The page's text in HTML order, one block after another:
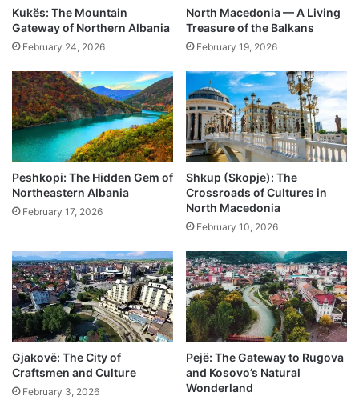
Kukës: The Mountain
Gateway of Northern Albania
February 24, 2026
North Macedonia — A Living
Treasure of the Balkans
February 19, 2026
Peshkopi: The Hidden Gem of
Northeastern Albania
February 17, 2026
Shkup (Skopje): The
Crossroads of Cultures in
North Macedonia
February 10, 2026
Gjakovë: The City of
Craftsmen and Culture
February 3, 2026
Pejë: The Gateway to Rugova
and Kosovo’s Natural
Wonderland